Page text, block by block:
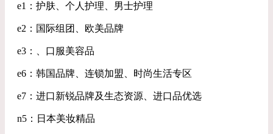
e1：护肤、个人护理、男士护理
e2：国际组团、欧美品牌
e3：、口服美容品
e6：韩国品牌、连锁加盟、时尚生活专区
e7：进口新锐品牌及生态资源、进口品优选
n5：日本美妆精品